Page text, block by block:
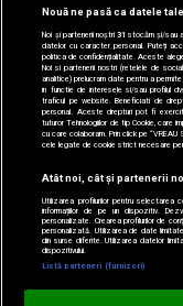
Digi FM
Nouă ne pasă ca datele
Noi și partenerii noștri31 stocăm și/sau
datelor cu caracter personal. Puteți
politica de confidențialitate. Aceste
Noi si partenerii nostri (retelele de
analitice) prelucram date pentru a
in functie de interesele si/sau profilul
traficul pe website. Beneficiati de
personal. Aceste drepturi pot fi
tuturor Tehnologiilor de tip Cookie, care
cu care colaboram. Prin click pe “VREAU
cele legate de cookie strict necesare
Atât noi, cât și partenerii
Utilizarea profilurilor pentru selectarea
informațiilor de pe un dispozitiv.
personalizate. Crearea profilurilor de
personalizată. Utilizarea de date
din surse diferite. Utilizarea datelor
dispozitivului.
Listă parteneri (furnizori)